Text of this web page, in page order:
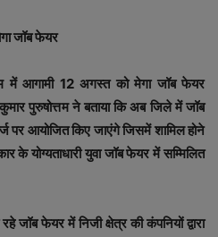
जॉब फेयर
आगामी 12 अगस्त को मेगा जॉब फेयर
पुरुषोत्तम ने बताया कि अब जिले में जॉब
आयोजित किए जाएंगे जिसमें शामिल होने
के योग्यताधारी युवा जॉब फेयर में सम्मिलित
फेयर में निजी क्षेत्र की कंपनियों द्वारा